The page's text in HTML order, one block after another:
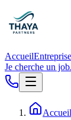
Accueil
Je cherche un job
Accueil